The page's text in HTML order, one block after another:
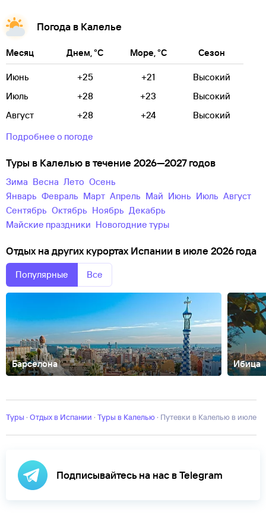
Погода в Калелье
Месяц Днем, °C Море, °C Сезон
Июнь +25 +21
Высокий
Июль
+28 +23
Высокий
Август
+28 +24
Высокий
Подробнее о погоде
Туры в Калелью в течение 2026—2027 годов
зима весна лето
осень
Январь
Февраль Март Апрель Май Июнь Июль
Август
Сентябрь
Октябрь Ноябрь
Декабрь
майские праздники
новогодние туры
Отдых на других курортах Испании в июле 2026 года
Популярные Все
Барселона Ибица
ПинедаЛьорет-де-МарМагалуфМадридМалагаМальграт-де-
СусаннаСевилья
Туры · Отдых в Испании · Туры в Калелью · Путевки в Калелью в июле
Подписывайтесь на нас в Telegram